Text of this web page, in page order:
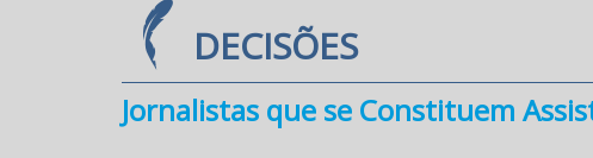
DECISÕES
Jornalistas que se Constituem